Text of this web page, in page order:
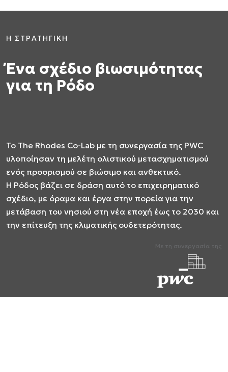
H ΣΤΡΑΤΗΓΙΚΗ
Ένα σχέδιο βιωσιμότητας
για τη Ρόδο
Το Τhe Rhodes Co-Lab με τη συνεργασία της PWC
υλοποίησαν τη μελέτη ολιστικού μετασχηματισμού
ενός προορισμού σε βιώσιμο και ανθεκτικό.
Η Ρόδος βάζει σε δράση αυτό το επιχειρηματικό
σχέδιο, με όραμα και έργα στην πορεία για την
μετάβαση του νησιού στη νέα εποχή έως το 2030 και
την επίτευξη της κλιματικής ουδετερότητας.
Με τη συνεργασία της